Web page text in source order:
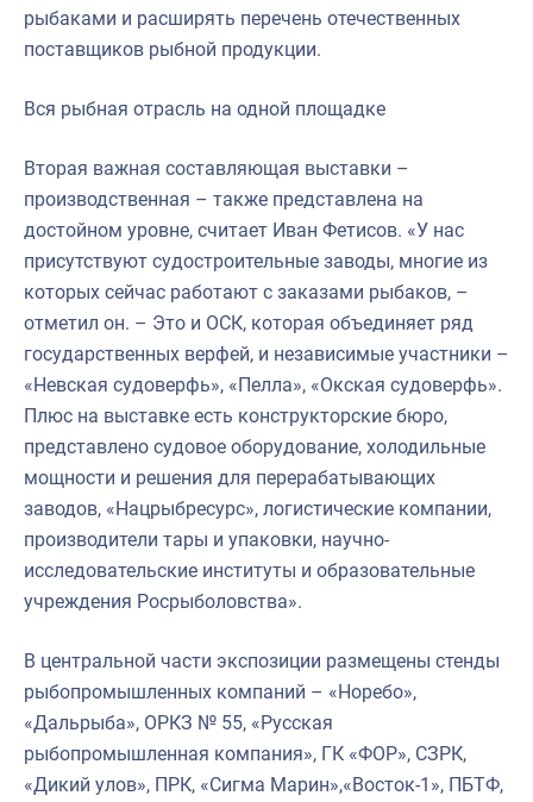
рыбаками и расширять перечень отечественных
поставщиков рыбной продукции.
Вся рыбная отрасль на одной площадке
Вторая важная составляющая выставки –
производственная – также представлена на
достойном уровне, считает Иван Фетисов. «У нас
присутствуют судостроительные заводы, многие из
которых сейчас работают с заказами рыбаков, –
отметил он. – Это и ОСК, которая объединяет ряд
государственных верфей, и независимые участники –
«Невская судоверфь», «Пелла», «Окская судоверфь».
Плюс на выставке есть конструкторские бюро,
представлено судовое оборудование, холодильные
мощности и решения для перерабатывающих
заводов, «Нацрыбресурс», логистические компании,
производители тары и упаковки, научно-
исследовательские институты и образовательные
учреждения Росрыболовства».
В центральной части экспозиции размещены стенды
рыбопромышленных компаний – «Норебо»,
«Дальрыба», ОРКЗ № 55, «Русская
рыбопромышленная компания», ГК «ФОР», СЗРК,
«Дикий улов», ПРК, «Сигма Марин»,«Восток-1», ПБТФ,